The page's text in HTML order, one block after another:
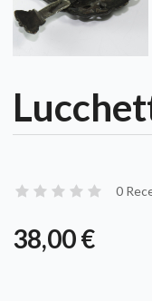
0
38,00 €